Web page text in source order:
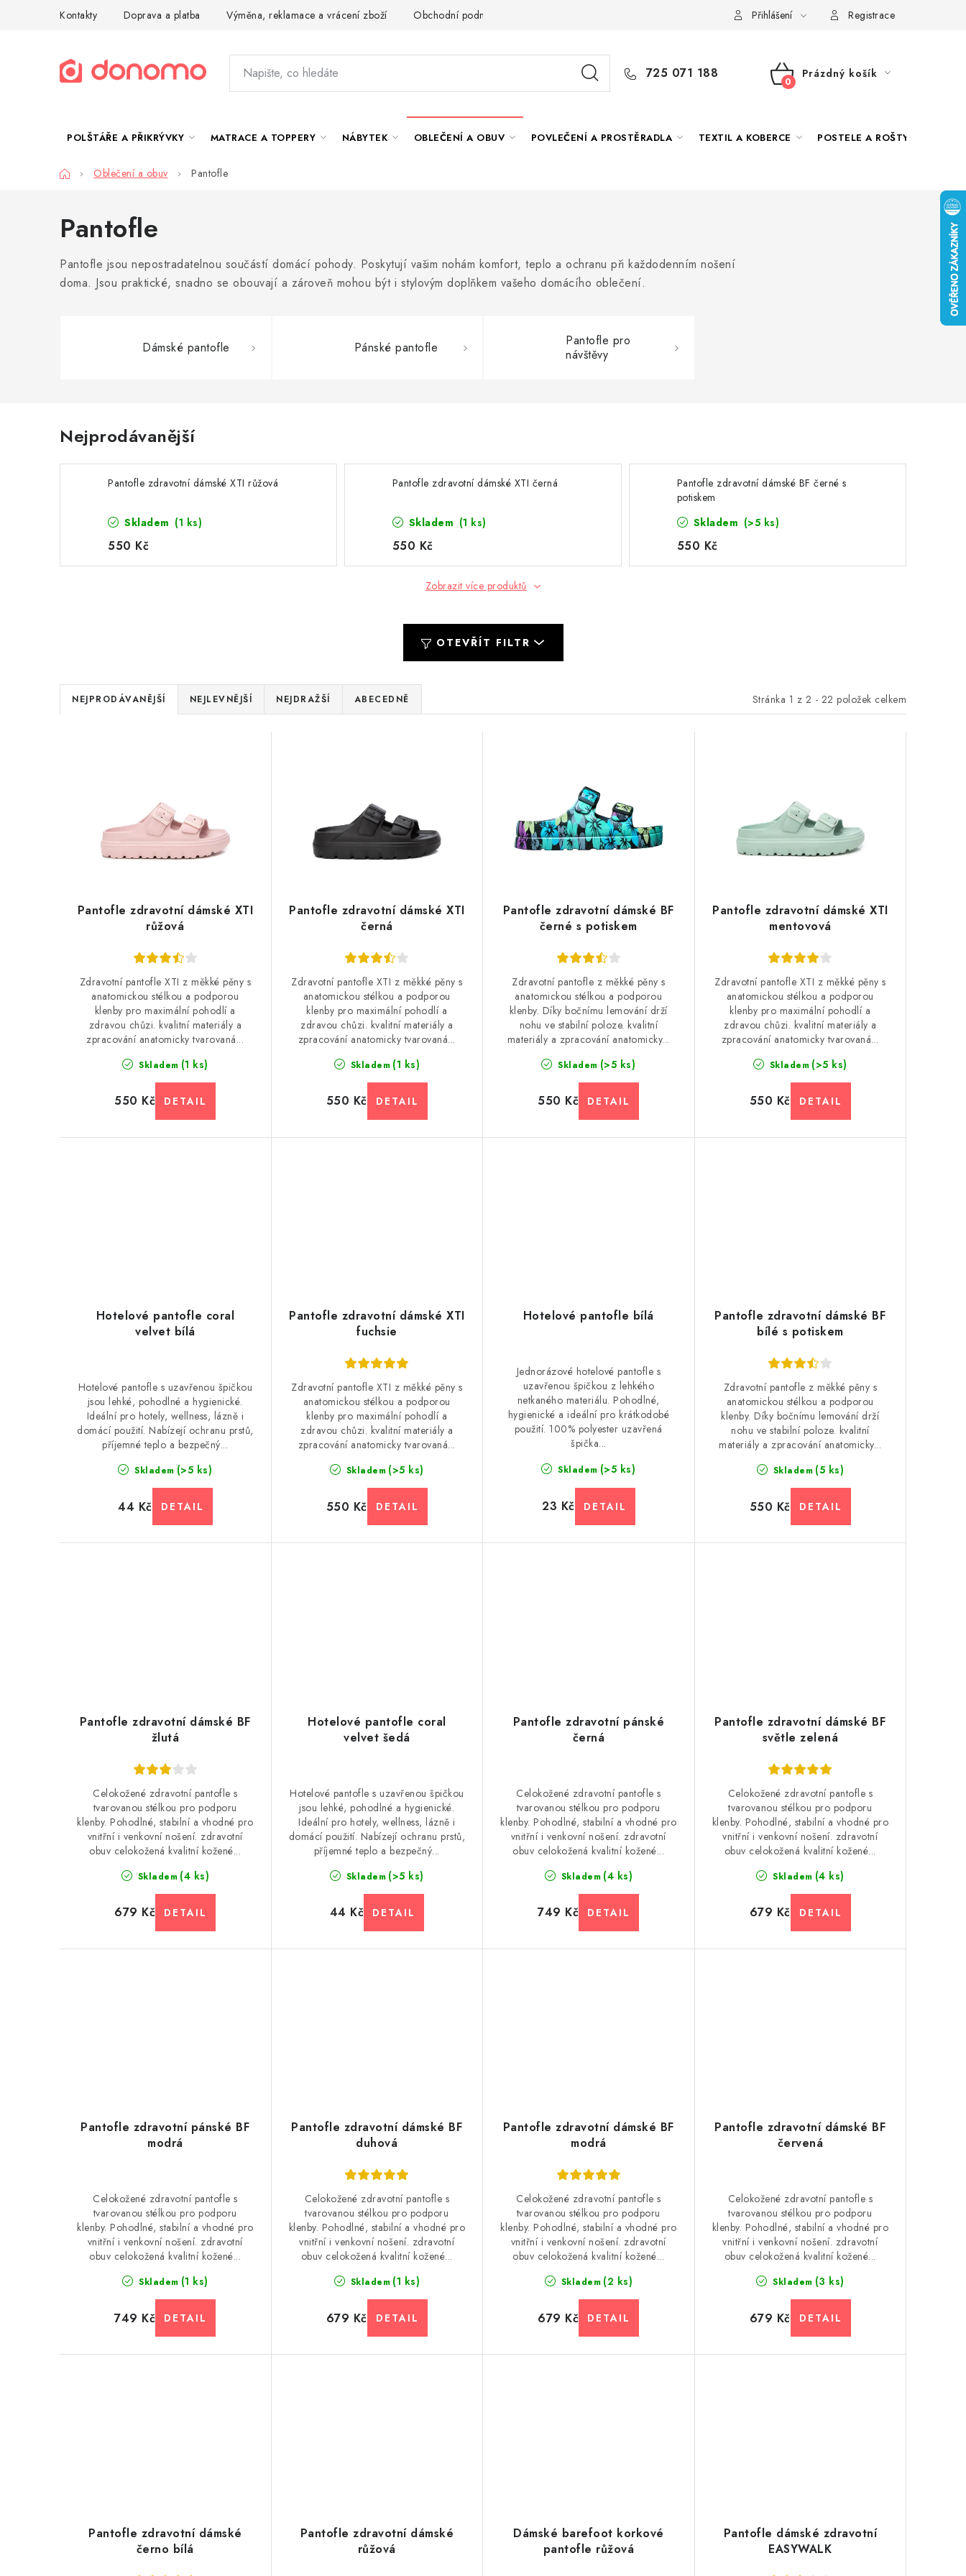
Kontakty Doprava a platba Výměna, reklamace a vrácení zboží Obchodní podmínky Jak správně vybrat Podmínky ochrany osobních údajů
Přihlášení Registrace
725 071 188
NÁKUPNÍ
Prázdný košík
POLŠTÁŘE A PŘIKRÝVKY MATRACE A TOPPERY NÁBYTEK OBLEČENÍ A OBUV POVLEČENÍ A PROSTĚRADLA TEXTIL A KOBERCE POSTELE A ROŠTY
DomůOblečení a obuv Pantofle
Pantofle
Pantofle jsou nepostradatelnou součástí domácí pohody. Poskytují vašim nohám komfort, teplo a ochranu při každodenním nošení
doma. Jsou praktické, snadno se obouvají a zároveň mohou být i stylovým doplňkem vašeho domácího oblečení.
Dámské pantofle Pánské pantofle
Pantofle pro
návštěvy
Nejprodávanější
Pantofle zdravotní dámské XTI růžová
Skladem (1 ks)
550 Kč
Pantofle zdravotní dámské XTI černá
Skladem (1 ks)
550 Kč
Pantofle zdravotní dámské BF černé s
potiskem
Skladem (>5 ks)
550 Kč
Zobrazit více produktů
OTEVŘÍT FILTR
Stránka 1 z 2 - 22 položek celkem
Ř
a
NEJPRODÁVANĚJŠÍ NEJLEVNĚJŠÍ NEJDRAŽŠÍ ABECEDNĚ
Pantofle zdravotní dámské XTI
růžová
Skladem (1 ks)
550 Kč
Zdravotní pantofle XTI z měkké pěny s
anatomickou stélkou a podporou
klenby pro maximální pohodlí a
zdravou chůzi. kvalitní materiály a
zpracování anatomicky tvarovaná...
Pantofle zdravotní dámské XTI
černá
Skladem (1 ks)
550 Kč
Zdravotní pantofle XTI z měkké pěny s
anatomickou stélkou a podporou
klenby pro maximální pohodlí a
zdravou chůzi. kvalitní materiály a
zpracování anatomicky tvarovaná...
Pantofle zdravotní dámské BF
černé s potiskem
Skladem (>5 ks)
550 Kč
Zdravotní pantofle z měkké pěny s
anatomickou stélkou a podporou
klenby. Díky bočnímu lemování drží
nohu ve stabilní poloze. kvalitní
materiály a zpracování anatomicky...
Pantofle zdravotní dámské XTI
mentovová
Skladem (>5 ks)
550 Kč
Zdravotní pantofle XTI z měkké pěny s
anatomickou stélkou a podporou
klenby pro maximální pohodlí a
zdravou chůzi. kvalitní materiály a
zpracování anatomicky tvarovaná...
Hotelové pantofle coral
velvet bílá
Skladem (>5 ks)
44 Kč
Hotelové pantofle s uzavřenou špičkou
jsou lehké, pohodlné a hygienické.
Ideální pro hotely, wellness, lázně i
domácí použití. Nabízejí ochranu prstů,
příjemné teplo a bezpečný...
Pantofle zdravotní dámské XTI
fuchsie
Skladem (>5 ks)
550 Kč
Zdravotní pantofle XTI z měkké pěny s
anatomickou stélkou a podporou
klenby pro maximální pohodlí a
zdravou chůzi. kvalitní materiály a
zpracování anatomicky tvarovaná...
Hotelové pantofle bílá
Skladem (>5 ks)
23 Kč
Jednorázové hotelové pantofle s
uzavřenou špičkou z lehkého
netkaného materiálu. Pohodlné,
hygienické a ideální pro krátkodobé
použití. 100% polyester uzavřená
špička...
Pantofle zdravotní dámské BF
bílé s potiskem
Skladem (5 ks)
550 Kč
Zdravotní pantofle z měkké pěny s
anatomickou stélkou a podporou
klenby. Díky bočnímu lemování drží
nohu ve stabilní poloze. kvalitní
materiály a zpracování anatomicky...
Pantofle zdravotní dámské BF
žlutá
Skladem (4 ks)
679 Kč
Celokožené zdravotní pantofle s
tvarovanou stélkou pro podporu
klenby. Pohodlné, stabilní a vhodné pro
vnitřní i venkovní nošení. zdravotní
obuv celokožená kvalitní kožené...
Hotelové pantofle coral
velvet šedá
Skladem (>5 ks)
44 Kč
Hotelové pantofle s uzavřenou špičkou
jsou lehké, pohodlné a hygienické.
Ideální pro hotely, wellness, lázně i
domácí použití. Nabízejí ochranu prstů,
příjemné teplo a bezpečný...
Pantofle zdravotní pánské
černá
Skladem (4 ks)
749 Kč
Celokožené zdravotní pantofle s
tvarovanou stélkou pro podporu
klenby. Pohodlné, stabilní a vhodné pro
vnitřní i venkovní nošení. zdravotní
obuv celokožená kvalitní kožené...
Pantofle zdravotní dámské BF
světle zelená
Skladem (4 ks)
679 Kč
Celokožené zdravotní pantofle s
tvarovanou stélkou pro podporu
klenby. Pohodlné, stabilní a vhodné pro
vnitřní i venkovní nošení. zdravotní
obuv celokožená kvalitní kožené...
Pantofle zdravotní pánské BF
modrá
Skladem (1 ks)
749 Kč
Celokožené zdravotní pantofle s
tvarovanou stélkou pro podporu
klenby. Pohodlné, stabilní a vhodné pro
vnitřní i venkovní nošení. zdravotní
obuv celokožená kvalitní kožené...
Pantofle zdravotní dámské BF
duhová
Skladem (1 ks)
679 Kč
Celokožené zdravotní pantofle s
tvarovanou stélkou pro podporu
klenby. Pohodlné, stabilní a vhodné pro
vnitřní i venkovní nošení. zdravotní
obuv celokožená kvalitní kožené...
Pantofle zdravotní dámské BF
modrá
Skladem (2 ks)
679 Kč
Celokožené zdravotní pantofle s
tvarovanou stélkou pro podporu
klenby. Pohodlné, stabilní a vhodné pro
vnitřní i venkovní nošení. zdravotní
obuv celokožená kvalitní kožené...
Pantofle zdravotní dámské BF
červená
Skladem (3 ks)
679 Kč
Celokožené zdravotní pantofle s
tvarovanou stélkou pro podporu
klenby. Pohodlné, stabilní a vhodné pro
vnitřní i venkovní nošení. zdravotní
obuv celokožená kvalitní kožené...
Pantofle zdravotní dámské
černo bílá
Pantofle zdravotní dámské
růžová
Dámské barefoot korkové
pantofle růžová
Pantofle dámské zdravotní
EASYWALK